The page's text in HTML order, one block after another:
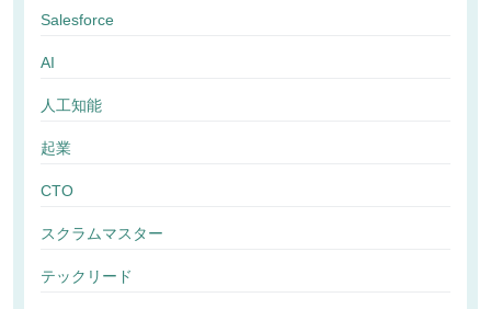
Salesforce
AI
人工知能
起業
CTO
スクラムマスター
テックリード